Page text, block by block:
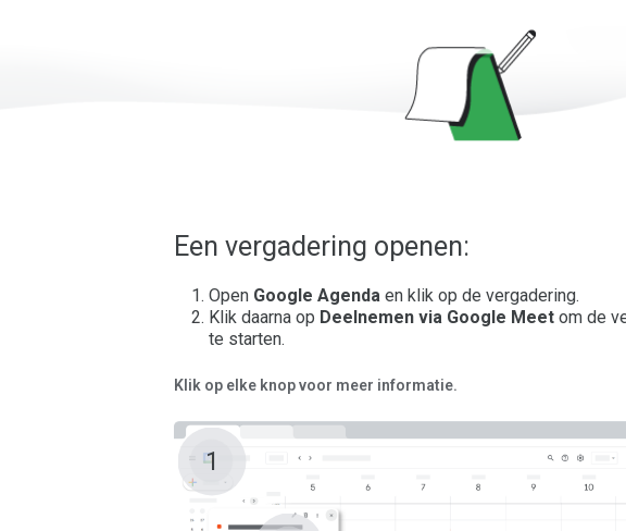
Een vergadering openen:
Open Google Agenda en klik op de vergadering.
Klik daarna op Deelnemen via Google Meet om de
te starten.
Klik op elke knop voor meer informatie.
1